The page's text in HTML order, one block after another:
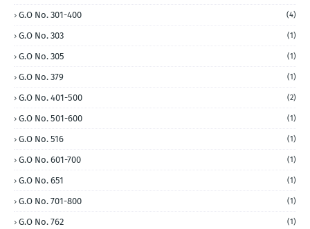
G.O No. 301-400 (4)
G.O No. 303 (1)
G.O No. 305 (1)
G.O No. 379 (1)
G.O No. 401-500 (2)
G.O No. 501-600 (1)
G.O No. 516 (1)
G.O No. 601-700 (1)
G.O No. 651 (1)
G.O No. 701-800 (1)
G.O No. 762 (1)